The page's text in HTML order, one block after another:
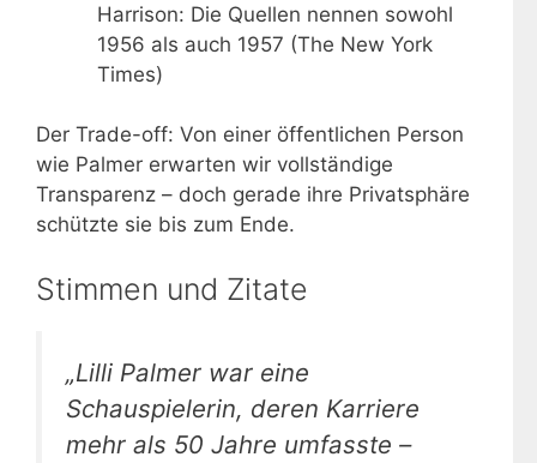
Harrison: Die Quellen nennen sowohl
1956 als auch 1957 (The New York
Times)
Der Trade-off: Von einer öffentlichen Person
wie Palmer erwarten wir vollständige
Transparenz – doch gerade ihre Privatsphäre
schützte sie bis zum Ende.
Stimmen und Zitate
„Lilli Palmer war eine
Schauspielerin, deren Karriere
mehr als 50 Jahre umfasste –